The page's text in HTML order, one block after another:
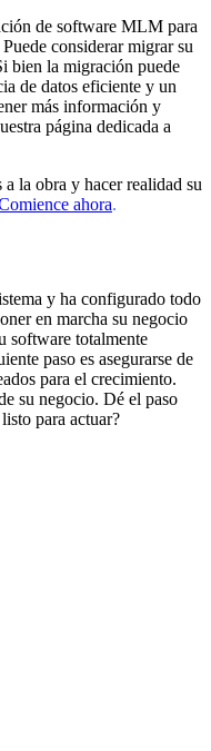
de software MLM para
considerar migrar su
bien la migración puede
de datos eficiente y un
más información y
página dedicada a
la obra y hacer realidad su
ahora.
y ha configurado todo
en marcha su negocio
software totalmente
paso es asegurarse de
para el crecimiento.
su negocio. Dé el paso
para actuar?